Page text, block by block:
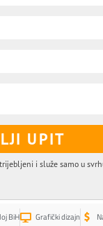
UPIT
i služe samo u
BiH Grafički dizajn